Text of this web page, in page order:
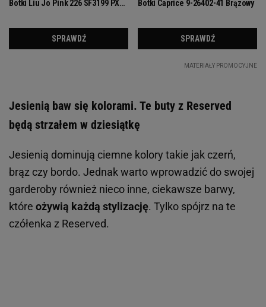
Jesienią baw się kolorami. Te buty z Reserved
będą strzałem w dziesiątkę
Jesienią dominują ciemne kolory takie jak czerń,
brąz czy bordo. Jednak warto wprowadzić do swojej
garderoby również nieco inne, ciekawsze barwy,
które ożywią każdą stylizację. Tylko spójrz na te
czółenka z Reserved.